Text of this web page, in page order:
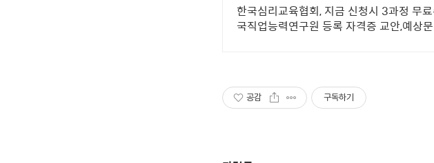
한국심리교육협회, 지금 신청시 3과정 무
국직업능력연구원 등록 자격증 교안,예상
공감 구독하기